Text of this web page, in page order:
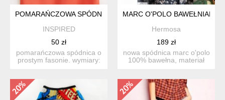
POMARAŃCZOWA SPÓDNICA L GERRY WEBER
INSPIRED
50 zł
pomarańczowa spódnica o
prostym fasonie. wymiary:
MARC O'POLO BAWEŁNIANA
Hermosa
189 zł
nowa spódnica marc o'polo
100% bawełna, materiał